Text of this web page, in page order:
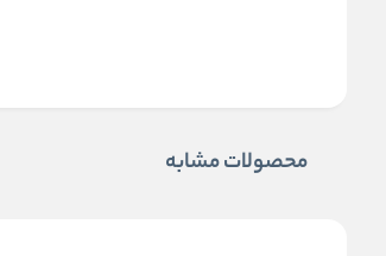
محصولات مشابه